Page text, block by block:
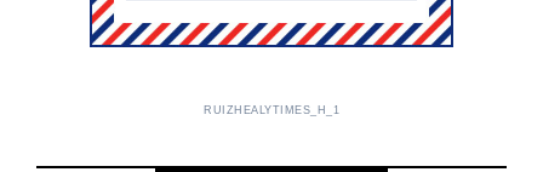
RUIZHEALYTIMES_H_1